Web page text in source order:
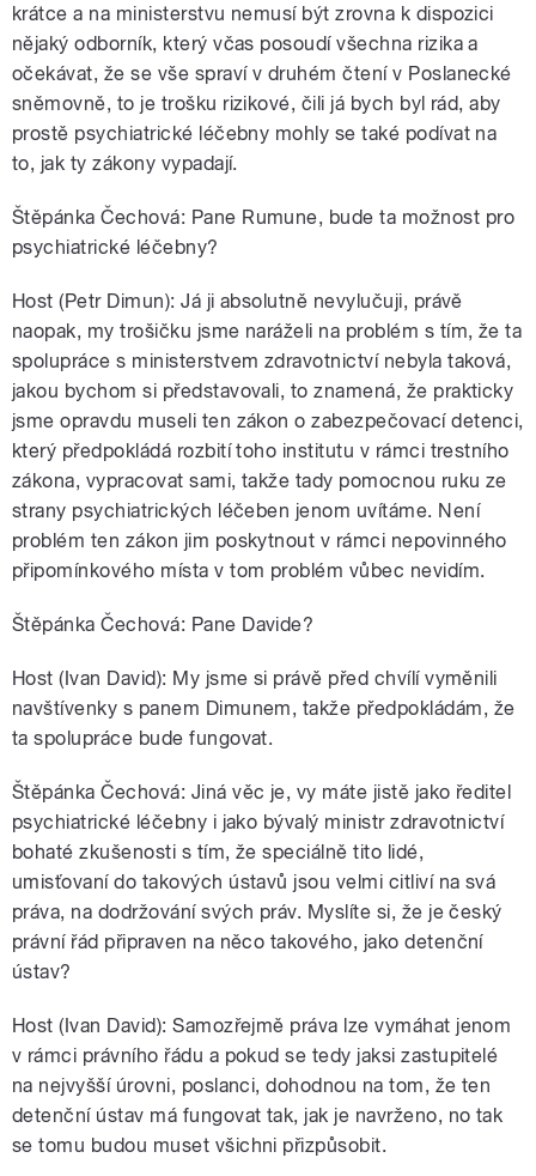
krátce a na ministerstvu nemusí být zrovna k dispozici
nějaký odborník, který včas posoudí všechna rizika a
očekávat, že se vše spraví v druhém čtení v Poslanecké
sněmovně, to je trošku rizikové, čili já bych byl rád, aby
prostě psychiatrické léčebny mohly se také podívat na
to, jak ty zákony vypadají.
Štěpánka Čechová: Pane Rumune, bude ta možnost pro
psychiatrické léčebny?
Host (Petr Dimun): Já ji absolutně nevylučuji, právě
naopak, my trošičku jsme naráželi na problém s tím, že ta
spolupráce s ministerstvem zdravotnictví nebyla taková,
jakou bychom si představovali, to znamená, že prakticky
jsme opravdu museli ten zákon o zabezpečovací detenci,
který předpokládá rozbití toho institutu v rámci trestního
zákona, vypracovat sami, takže tady pomocnou ruku ze
strany psychiatrických léčeben jenom uvítáme. Není
problém ten zákon jim poskytnout v rámci nepovinného
připomínkového místa v tom problém vůbec nevidím.
Štěpánka Čechová: Pane Davide?
Host (Ivan David): My jsme si právě před chvílí vyměnili
navštívenky s panem Dimunem, takže předpokládám, že
ta spolupráce bude fungovat.
Štěpánka Čechová: Jiná věc je, vy máte jistě jako ředitel
psychiatrické léčebny i jako bývalý ministr zdravotnictví
bohaté zkušenosti s tím, že speciálně tito lidé,
umisťovaní do takových ústavů jsou velmi citliví na svá
práva, na dodržování svých práv. Myslíte si, že je český
právní řád připraven na něco takového, jako detenční
ústav?
Host (Ivan David): Samozřejmě práva lze vymáhat jenom
v rámci právního řádu a pokud se tedy jaksi zastupitelé
na nejvyšší úrovni, poslanci, dohodnou na tom, že ten
detenční ústav má fungovat tak, jak je navrženo, no tak
se tomu budou muset všichni přizpůsobit.